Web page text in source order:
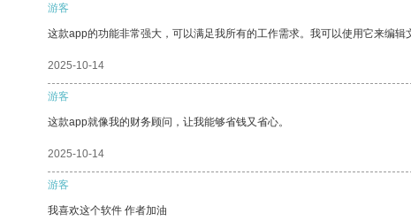
游客
这款app的功能非常强大，可以满足我所有的工作需求。我可以使用它来编辑
2025-10-14
游客
这款app就像我的财务顾问，让我能够省钱又省心。
2025-10-14
游客
我喜欢这个软件 作者加油